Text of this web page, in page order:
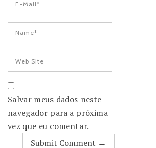
Salvar meus dados neste
navegador para a próxima
vez que eu comentar.